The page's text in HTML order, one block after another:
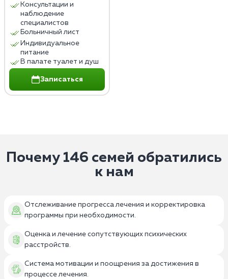
Консультации и
наблюдение
специалистов
Больничный лист
Индивидуальное
питание
В палате туалет и душ
Записаться
Почему 146 семей обратились
к нам
Отслеживание прогресса лечения и корректировка
программы при необходимости.
Оценка и лечение сопутствующих психических
расстройств.
Система мотивации и поощрения за достижения в
процессе лечения.